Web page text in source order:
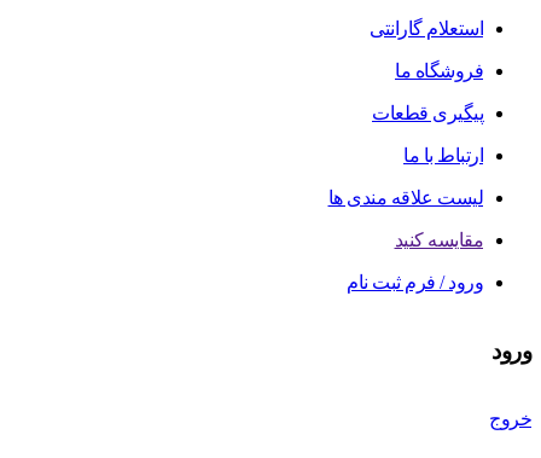
استعلام گارانتی
فروشگاه ما
پیگیری قطعات
ارتباط با ما
لیست علاقه مندی ها
مقایسه کنید
ورود / فرم ثبت نام
ورود
خروج